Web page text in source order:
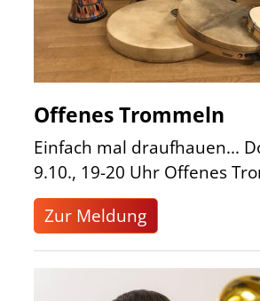
Offenes Trommeln
Einfach mal draufhauen...
9.10., 19-20 Uhr Offenes
Zur Meldung